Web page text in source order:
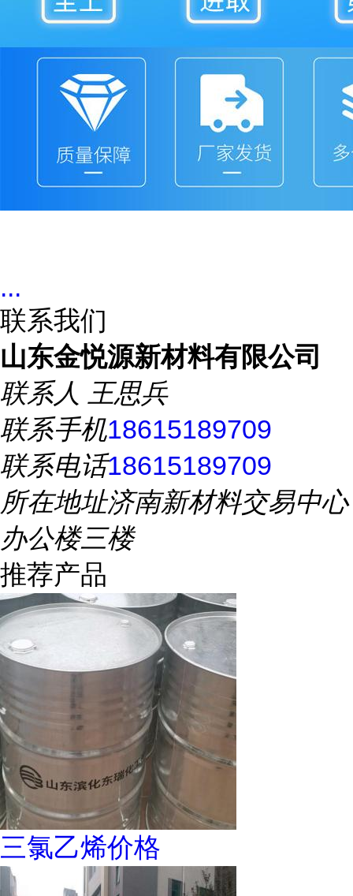
...
联系我们
山东金悦源新材料有限公司
联系人 王思兵
联系手机18615189709
联系电话18615189709
所在地址济南新材料交易中心
办公楼三楼
推荐产品
三氯乙烯价格